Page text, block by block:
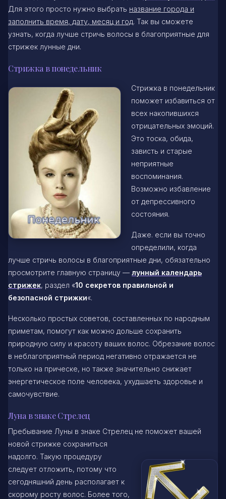
Для этого просто нужно выбрать название города и
заполнить время, дату, месяц и год. Так вы сможете
узнать, когда лучше стричь волосы в благоприятные для
стрижек лунные дни.
Стрижка в понедельник
Стрижка в понедельник
поможет избавиться от
всех накопившихся
отрицательных эмоций.
Это тоска, обида,
зависть и старые
неприятные
воспоминания.
Возможно избавление
от депрессивного
состояния.
Даже. если вы точно
определили, когда
лучше стричь волосы в благоприятные дни, обязательно
просмотрите главную страницу — лунный календарь
стрижек, раздел «10 секретов правильной и
безопасной стрижки«.
Несколько простых советов, составленных по народным
приметам, помогут как можно дольше сохранить
природную силу и красоту ваших волос. Обрезание волос
в неблагоприятный период негативно отражается не
только на прическе, но также значительно снижает
энергетическое поле человека, ухудшаеть здоровье и
самочувствие.
Луна в знаке Стрелец
Пребывание Луны в знаке Стрелец не поможет вашей
новой стрижке сохраниться
надолго. Такую процедуру
следует отложить, потому что
сегодняшний день располагает к
скорому росту волос. Более того,